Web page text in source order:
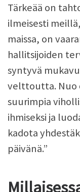
Tärkeää on
ilmeisesti
maissa, on
hallitsijoiden
syntyvä
velttoutta. Nuo
suurimpia
ihmiseksi ja
kadota
päivänä.”